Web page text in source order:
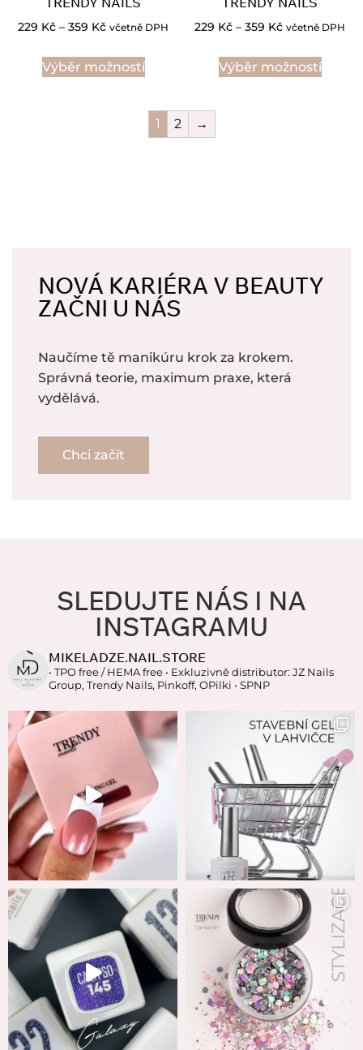
229 Kč – 359 Kč včetně DPH
Výběr možností
229 Kč – 359 Kč včetně DPH
Výběr možností
1 2 →
NOVÁ KARIÉRA V BEAUTY
ZAČNI U NÁS
Naučíme tě manikúru krok za krokem.
Správná teorie, maximum praxe, která
vydělává.
Chci začít
SLEDUJTE NÁS I NA
INSTAGRAMU
MIKELADZE.NAIL.STORE
• TPO free / HEMA free • Exkluzivně distributor: JZ Nails
Group, Trendy Nails, Pinkoff, OPilki • SPNP